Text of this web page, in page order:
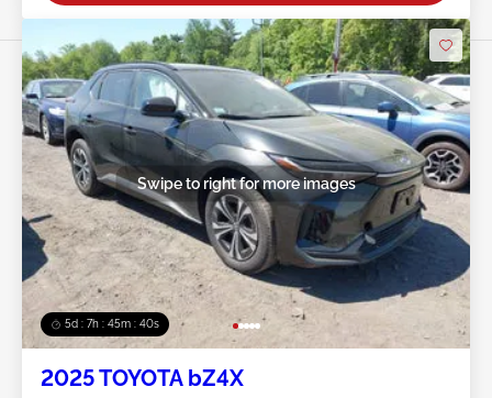
5d : 7h : 45m : 38s
Swipe to right for more images
2025 TOYOTA bZ4X